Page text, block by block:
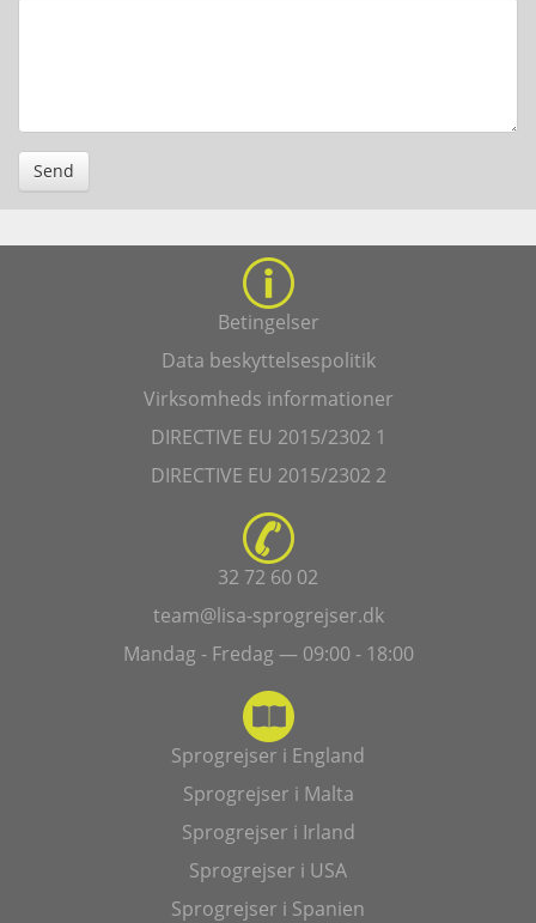
Send
Betingelser
Data beskyttelsespolitik
Virksomheds informationer
DIRECTIVE EU 2015/2302 1
DIRECTIVE EU 2015/2302 2
32 72 60 02
team@lisa-sprogrejser.dk
Mandag - Fredag — 09:00 - 18:00
Sprogrejser i England
Sprogrejser i Malta
Sprogrejser i Irland
Sprogrejser i USA
Sprogrejser i Spanien